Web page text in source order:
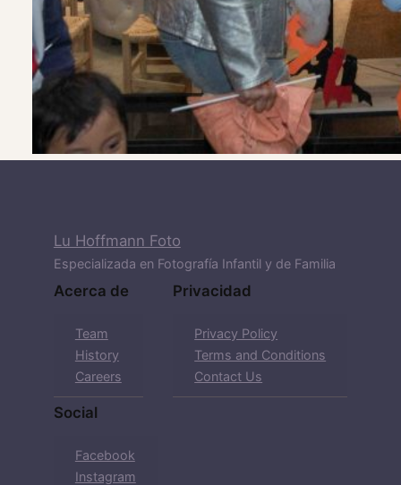
Lu Hoffmann Foto
Especializada en Fotografía Infantil y de Familia
Acerca de
Team
History
Careers
Privacidad
Privacy Policy
Terms and Conditions
Contact Us
Social
Facebook
Instagram